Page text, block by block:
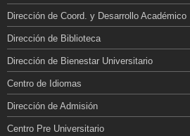
Dirección de Coord. y Desarrollo Académico
Dirección de Biblioteca
Dirección de Bienestar Universitario
Centro de Idiomas
Dirección de Admisión
Centro Pre Universitario